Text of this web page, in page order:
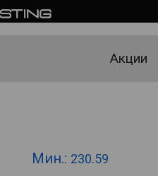
Акции
Мин.: 230.59